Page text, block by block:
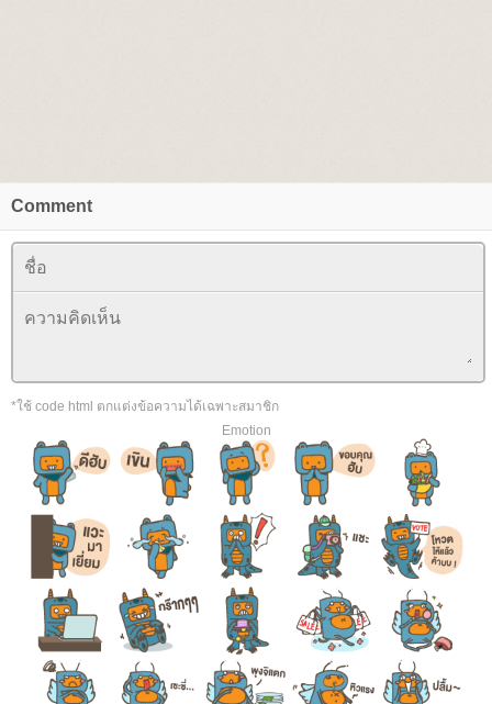
Comment
*ใช้ code html ตกแต่งข้อความได้เฉพาะสมาชิก
Emotion